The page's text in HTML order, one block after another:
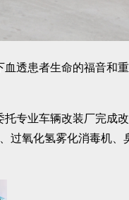
透患者生命的福音和
专业车辆改装厂完成
过氧化氢雾化消毒机、